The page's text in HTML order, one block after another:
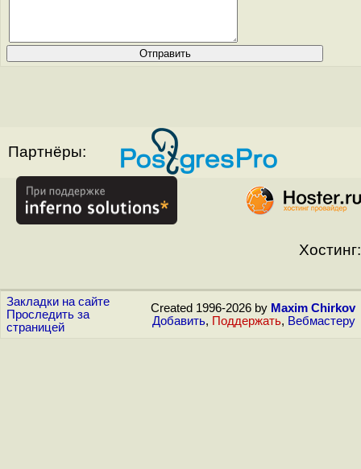
Партнёры:
Хостинг:
Закладки на сайте
Проследить за
страницей
Created 1996-2026 by Maxim Chirkov
Добавить, Поддержать, Вебмастеру